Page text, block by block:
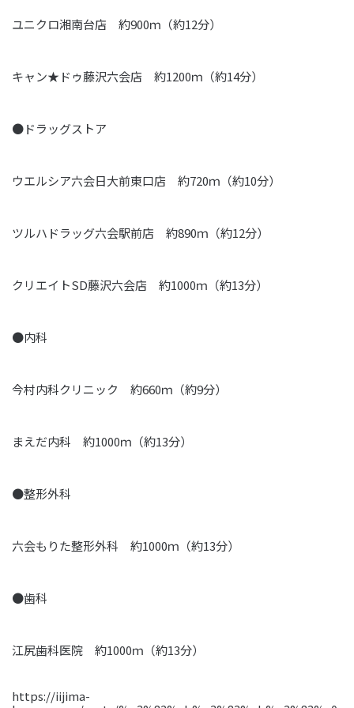
ユニクロ湘南台店 約900ｍ（約12分）
キャン★ドゥ藤沢六会店 約1200ｍ（約14分）
●ドラッグストア
ウエルシア六会日大前東口店 約720ｍ（約10分）
ツルハドラッグ六会駅前店 約890ｍ（約12分）
クリエイトSD藤沢六会店 約1000ｍ（約13分）
●内科
今村内科クリニック 約660ｍ（約9分）
まえだ内科 約1000ｍ（約13分）
●整形外科
六会もりた整形外科 約1000ｍ（約13分）
●歯科
江尻歯科医院 約1000ｍ（約13分）
https://iijima-